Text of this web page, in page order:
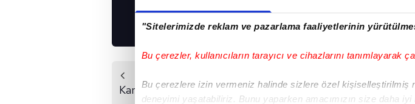
"Sitelerimizde reklam ve pazarlama faaliyetlerinin
Bu çerezler, kullanıcıların tarayıcı ve cihazlarını tanımlayarak
Bu çerezlere izin vermeniz halinde sizlere özel kişiselleştirilmiş
deneyimi yaşatabiliriz. Bunu yaparken amacımızın size daha
İNDİRİN!
Kartal düğmeye bastı!